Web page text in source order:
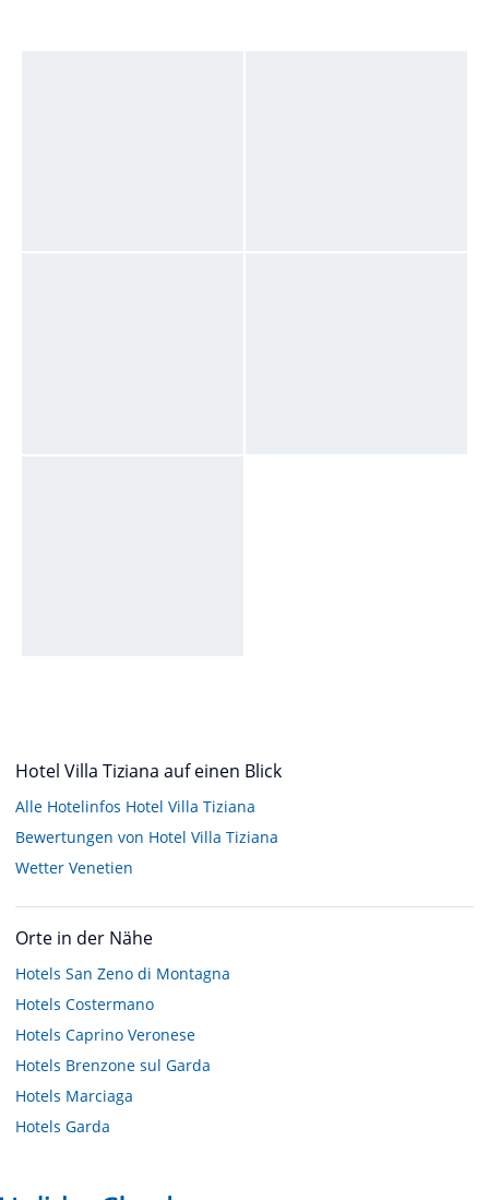
Hotel Villa Tiziana auf einen Blick
Alle Hotelinfos Hotel Villa Tiziana
Bewertungen von Hotel Villa Tiziana
Wetter Venetien
Orte in der Nähe
Hotels San Zeno di Montagna
Hotels Costermano
Hotels Caprino Veronese
Hotels Brenzone sul Garda
Hotels Marciaga
Hotels Garda